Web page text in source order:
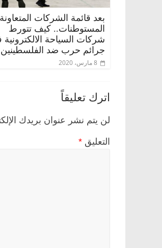
بعد قائمة الشركات
المستوطنات.. كيف تتورط
شركات السياحة
جرائم حرب ضد
8 مارس، 2020
اترك تعليقاً
لن يتم نشر عنوان بريدك
التعليق *